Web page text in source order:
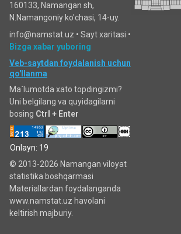
160133, Namangan sh,
N.Namangoniy ko'chasi, 14-uy.
info@namstat.uz • Sayt xaritasi •
Bizga xabar yuboring
Veb-saytdan foydalanish uchun
qo'llanma
Ma`lumotda xato topdingizmi?
Uni belgilang va quyidagilarni
bosing Ctrl + Enter
Onlayn: 19
© 2013-2026 Namangan viloyat
statistika boshqarmasi
Materiallardan foydalanganda
www.namstat.uz havolani
keltirish majburiy.